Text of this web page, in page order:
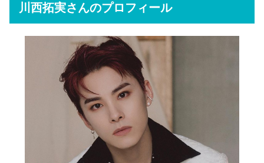
川西拓実さんのプロフィール